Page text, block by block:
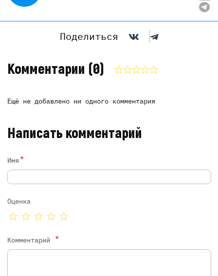
Поделиться
Комментарии (0)
Ещё не добавлено ни одного комментария
Написать комментарий
Имя*
Оценка
Комментарий *